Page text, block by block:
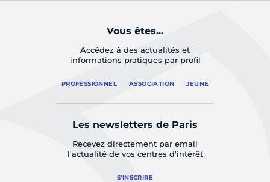
Vous êtes...
Accédez à des actualités et
informations pratiques par profil
PROFESSIONNEL ASSOCIATION JEUNE
Les newsletters de Paris
Recevez directement par email
l'actualité de vos centres d'intérêt
S'INSCRIRE